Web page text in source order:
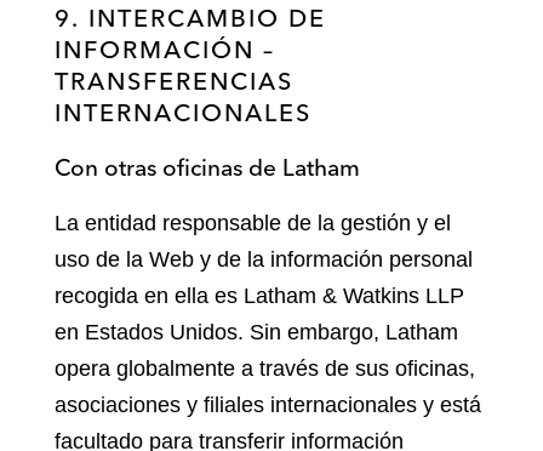
9. INTERCAMBIO DE
INFORMACIÓN –
TRANSFERENCIAS
INTERNACIONALES
Con otras oficinas de Latham
La entidad responsable de la gestión y el
uso de la Web y de la información personal
recogida en ella es Latham & Watkins LLP
en Estados Unidos. Sin embargo, Latham
opera globalmente a través de sus oficinas,
asociaciones y filiales internacionales y está
facultado para transferir información